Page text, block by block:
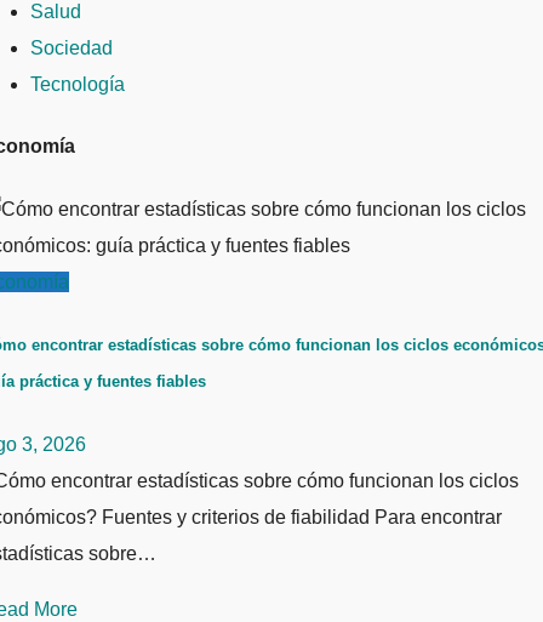
Salud
Sociedad
Tecnología
encontrar estadísticas sobre cómo funcionan los ciclos
práctica y fuentes fiables
3, 2026
encontrar estadísticas sobre cómo funcionan los ciclos
Fuentes y criterios de fiabilidad Para encontrar
sobre…
More